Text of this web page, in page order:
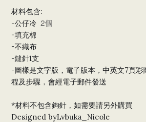
材料包含:
-公仔冷 2個
-填充棉
-不織布
-鏠針1支
-圖樣是文字版，電子版本，中英文7頁彩
程及步驟，會經電子郵件發送
*材料不包含鉤針，如需要請另外購買
Designed byLvbuka_Nicole